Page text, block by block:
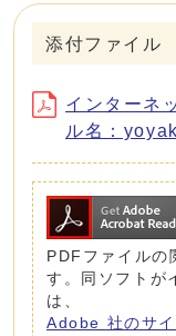
添付ファイル
インターネ
ル名：
PDFファイル
す。同ソフトが
は、
Adobe 社のサ